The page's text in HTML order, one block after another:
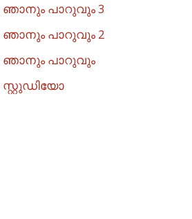
ഞാനും പാറുവും 3
ഞാനും പാറുവും 2
ഞാനും പാറുവും
സ്റ്റുഡിയോ